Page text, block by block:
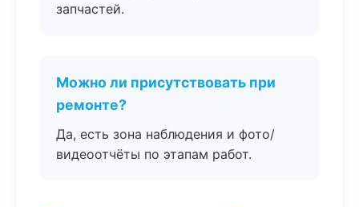
запчастей.
Можно ли присутствовать при
ремонте?
Да, есть зона наблюдения и фото/
видеоотчёты по этапам работ.